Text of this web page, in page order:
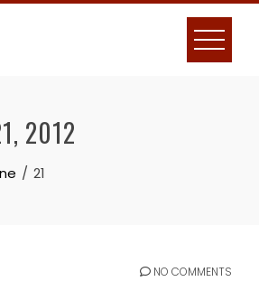
2012
21
NO COMMENTS